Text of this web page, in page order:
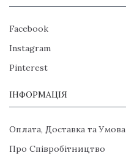
Facebook
Instagram
Pinterest
ІНФОРМАЦІЯ
Оплата, Доставка та Умова
Про Співробітництво